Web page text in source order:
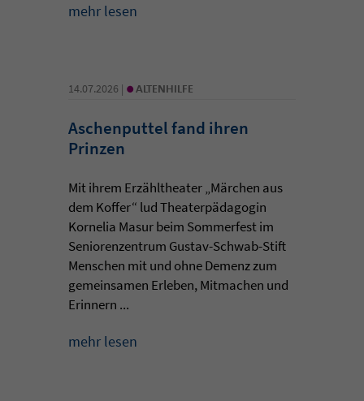
mehr lesen
14.07.2026 | • ALTENHILFE
Aschenputtel fand ihren
Prinzen
Mit ihrem Erzähltheater „Märchen aus
dem Koffer“ lud Theaterpädagogin
Kornelia Masur beim Sommerfest im
Seniorenzentrum Gustav-Schwab-Stift
Menschen mit und ohne Demenz zum
gemeinsamen Erleben, Mitmachen und
Erinnern ...
mehr lesen